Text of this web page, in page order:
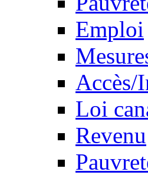
Emploi
Accès/
Loi
Revenu